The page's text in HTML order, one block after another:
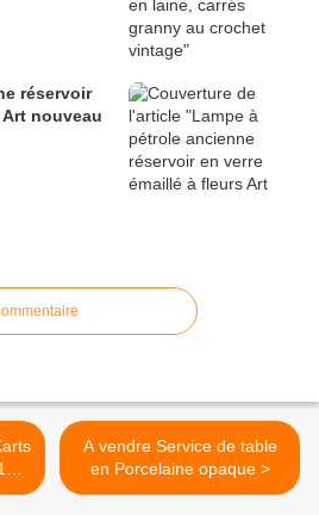
réservoir
nouveau
à
A vendre Service de table
en Porcelaine opaque >